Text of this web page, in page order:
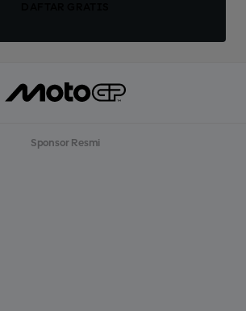
Sponsor Resmi